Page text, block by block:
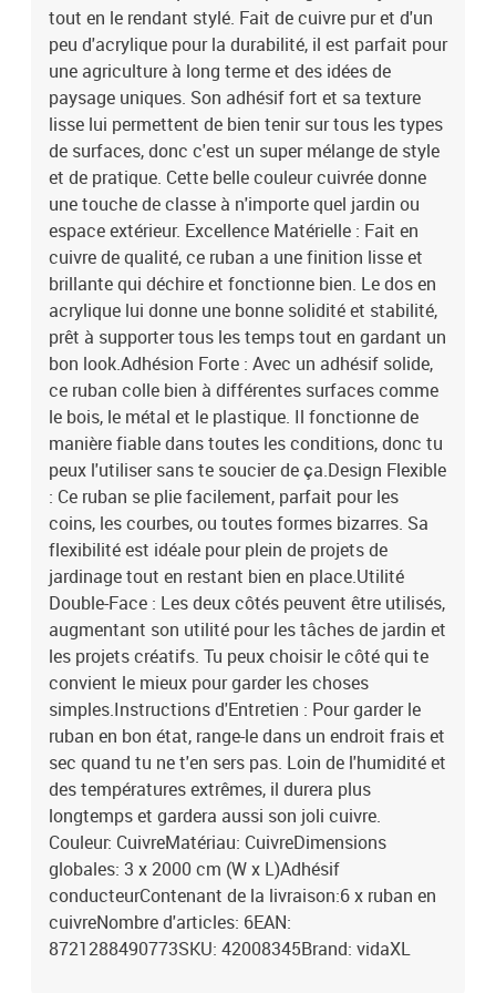
tout en le rendant stylé. Fait de cuivre pur et d'un
peu d'acrylique pour la durabilité, il est parfait pour
une agriculture à long terme et des idées de
paysage uniques. Son adhésif fort et sa texture
lisse lui permettent de bien tenir sur tous les types
de surfaces, donc c'est un super mélange de style
et de pratique. Cette belle couleur cuivrée donne
une touche de classe à n'importe quel jardin ou
espace extérieur. Excellence Matérielle : Fait en
cuivre de qualité, ce ruban a une finition lisse et
brillante qui déchire et fonctionne bien. Le dos en
acrylique lui donne une bonne solidité et stabilité,
prêt à supporter tous les temps tout en gardant un
bon look.Adhésion Forte : Avec un adhésif solide,
ce ruban colle bien à différentes surfaces comme
le bois, le métal et le plastique. Il fonctionne de
manière fiable dans toutes les conditions, donc tu
peux l'utiliser sans te soucier de ça.Design Flexible
: Ce ruban se plie facilement, parfait pour les
coins, les courbes, ou toutes formes bizarres. Sa
flexibilité est idéale pour plein de projets de
jardinage tout en restant bien en place.Utilité
Double-Face : Les deux côtés peuvent être utilisés,
augmentant son utilité pour les tâches de jardin et
les projets créatifs. Tu peux choisir le côté qui te
convient le mieux pour garder les choses
simples.Instructions d'Entretien : Pour garder le
ruban en bon état, range-le dans un endroit frais et
sec quand tu ne t'en sers pas. Loin de l'humidité et
des températures extrêmes, il durera plus
longtemps et gardera aussi son joli cuivre.
Couleur: CuivreMatériau: CuivreDimensions
globales: 3 x 2000 cm (W x L)Adhésif
conducteurContenant de la livraison:6 x ruban en
cuivreNombre d'articles: 6EAN:
8721288490773SKU: 42008345Brand: vidaXL